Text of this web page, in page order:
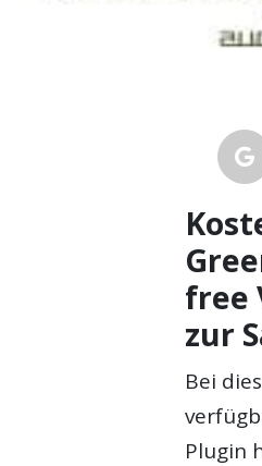
free
zur
Bei
Plugin